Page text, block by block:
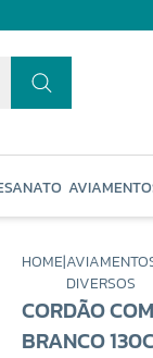
HOME|
DIVERSOS
CORDÃO
BRANCO